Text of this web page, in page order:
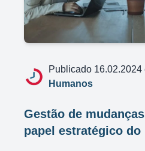
Publicado 16.02.2024
Humanos
Gestão de
papel estratégico do